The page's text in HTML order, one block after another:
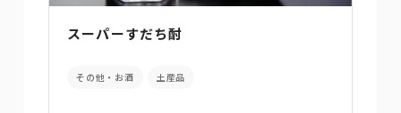
スーパーすだち酎
その他・お酒 土産品